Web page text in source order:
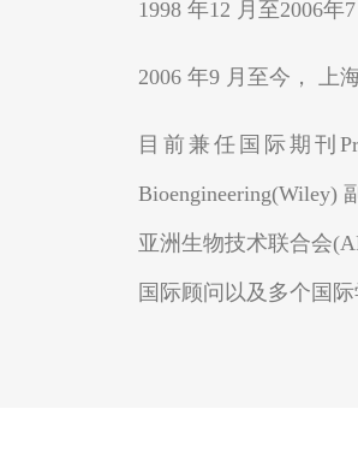
1998 年12 月至2006
2006 年9 月至今， 上
目前兼任国际期刊
Bioengineering(Wiley)
亚洲生物技术联合会
国际顾问以及多个国际